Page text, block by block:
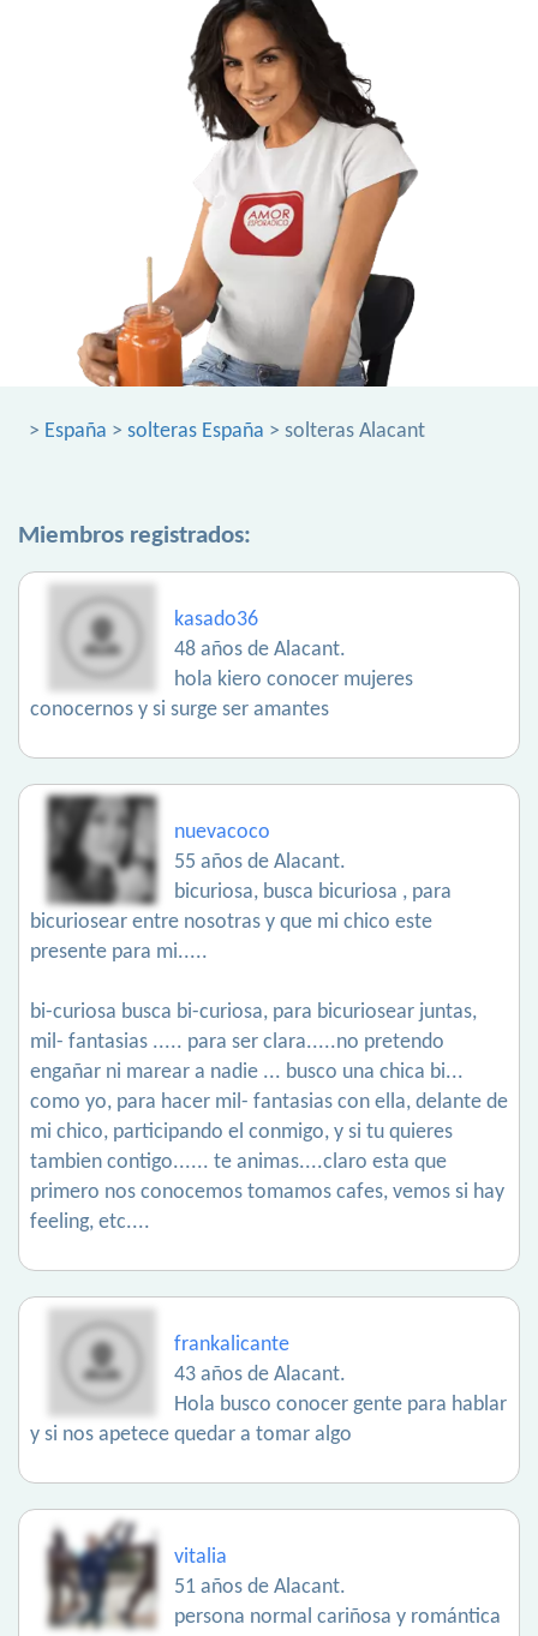
> España > solteras España > solteras Alacant
Miembros registrados:
kasado36
48 años de Alacant.
hola kiero conocer mujeres
conocernos y si surge ser amantes
nuevacoco
55 años de Alacant.
bicuriosa, busca bicuriosa , para
bicuriosear entre nosotras y que mi chico este
presente para mi.....
bi-curiosa busca bi-curiosa, para bicuriosear juntas,
mil- fantasias ..... para ser clara.....no pretendo
engañar ni marear a nadie ... busco una chica bi...
como yo, para hacer mil- fantasias con ella, delante de
mi chico, participando el conmigo, y si tu quieres
tambien contigo...... te animas....claro esta que
primero nos conocemos tomamos cafes, vemos si hay
feeling, etc....
frankalicante
43 años de Alacant.
Hola busco conocer gente para hablar
y si nos apetece quedar a tomar algo
vitalia
51 años de Alacant.
persona normal cariñosa y romántica